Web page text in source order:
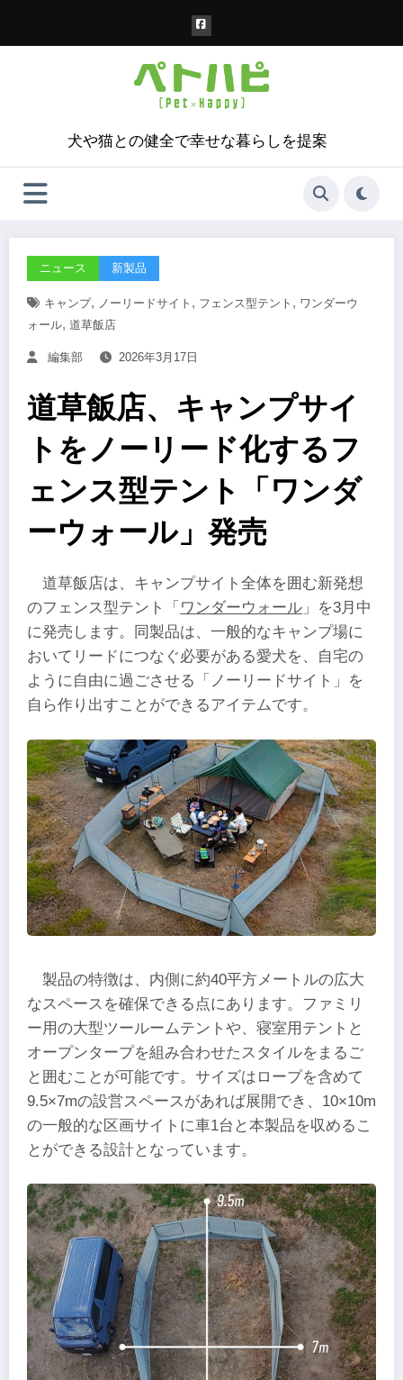
犬や猫との健全で幸せな暮らしを提案
ニュース 新製品
キャンプ, ノーリードサイト , フェンス型テント , ワンダーウ
ォール, 道草飯店
編集部 2026年3月17日
道草飯店、キャンプサイ
トをノーリード化するフ
ェンス型テント「ワンダ
ーウォール」発売
道草飯店は、キャンプサイト全体を囲む新発想
のフェンス型テント「 ワンダーウォール 」を3月中
に発売します。同製品は、一般的なキャンプ場に
おいてリードにつなぐ必要がある愛犬を、自宅の
ように自由に過ごさせる「ノーリードサイト」を
自ら作り出すことができるアイテムです。
製品の特徴は、内側に約40平方メートルの広大
なスペースを確保できる点にあります。ファミリ
ー用の大型ツールームテントや、寝室用テントと
オープンタープを組み合わせたスタイルをまるご
と囲むことが可能です。サイズはロープを含めて
9.5×7mの設営スペースがあれば展開でき、10×10m
の一般的な区画サイトに車1台と本製品を収めるこ
とができる設計となっています。